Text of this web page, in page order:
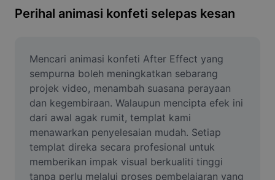
Ubah Saiz Imej
Penjana Meme
AI Text Remover
AI People Remover
AI Inpainting
Face Cutout
Perihal animasi konfeti selepas kesan
Mencari animasi konfeti After Effect yang
sempurna boleh meningkatkan sebarang
projek video, menambah suasana perayaan
dan kegembiraan. Walaupun mencipta efek ini
dari awal agak rumit, templat kami
menawarkan penyelesaian mudah. Setiap
templat direka secara profesional untuk
memberikan impak visual berkualiti tinggi
tanpa perlu melalui proses pembelajaran yang